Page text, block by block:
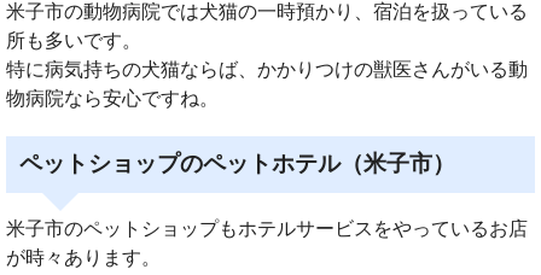
米子市の動物病院では犬猫の一時預かり、宿泊を扱っている
所も多いです。
特に病気持ちの犬猫ならば、かかりつけの獣医さんがいる動
物病院なら安心ですね。
ペットショップのペットホテル（米子市）
米子市のペットショップもホテルサービスをやっているお店
が時々あります。